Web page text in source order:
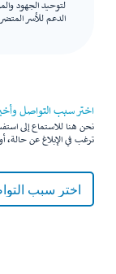
لتوحيد الجهود
الدعم للأسر
اختر سبب التواصل
نحن هنا للاستماع إلى
ترغب في الإبلاغ عن حالة،